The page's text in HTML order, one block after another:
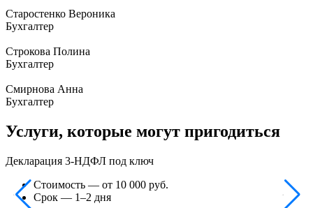
Старостенко Вероника
Бухгалтер
Строкова Полина
Бухгалтер
Смирнова Анна
Бухгалтер
Услуги, которые могут пригодиться
Декларация 3-НДФЛ под ключ
Стоимость — от 10 000 руб.
Срок — 1–2 дня